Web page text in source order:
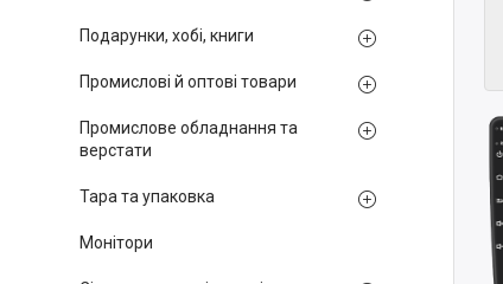
Подарунки, хобі, книги
Промислові й оптові товари
Промислове обладнання та
верстати
Тара та упаковка
Монітори